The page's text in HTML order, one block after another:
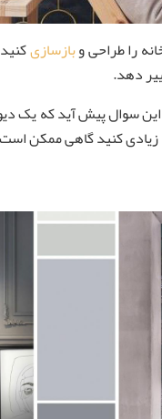
را طراحی وبازسازی
دهد.
سوال پیش آید که یک
کنید گاهی ممکن است